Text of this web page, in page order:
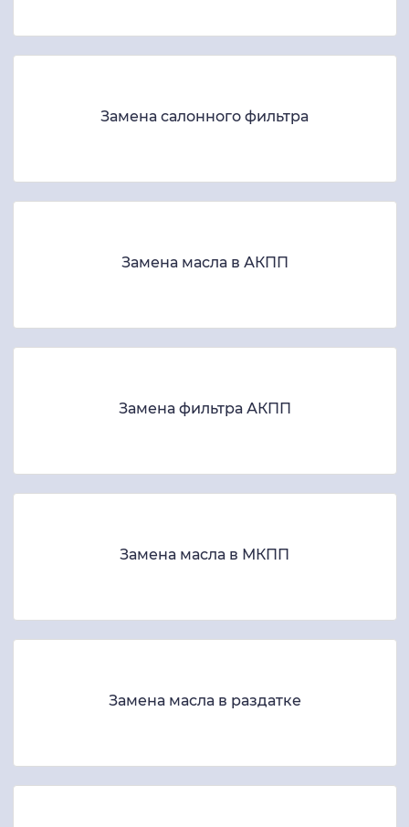
Замена салонного фильтра
Замена масла в АКПП
Замена фильтра АКПП
Замена масла в МКПП
Замена масла в раздатке